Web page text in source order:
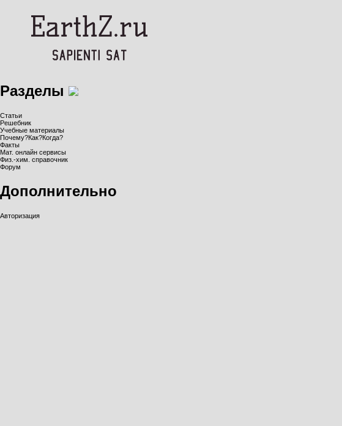
Разделы
Статьи
Решебник
Учебные материалы
Почему?Как?Когда?
Факты
Мат. онлайн сервисы
Физ.-хим. справочник
Форум
Дополнительно
Авторизация